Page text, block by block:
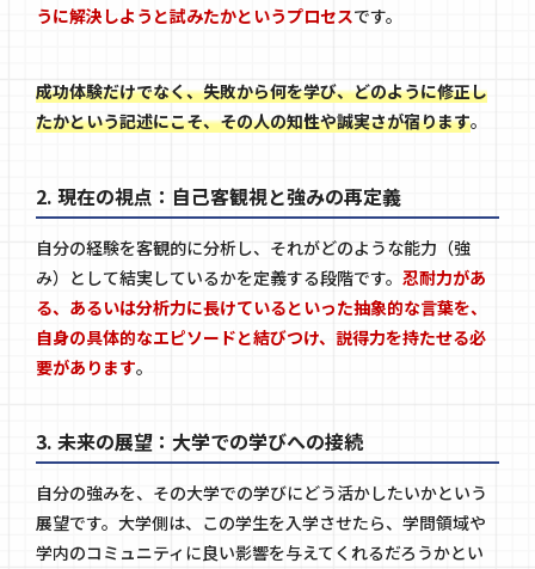
うに解決しようと試みたかというプロセスです。
成功体験だけでなく、失敗から何を学び、どのように修正し
たかという記述にこそ、その人の知性や誠実さが宿ります。
2. 現在の視点：自己客観視と強みの再定義
自分の経験を客観的に分析し、それがどのような能力（強
み）として結実しているかを定義する段階です。 忍耐力があ
る、あるいは分析力に長けているといった抽象的な言葉を、
自身の具体的なエピソードと結びつけ、説得力を持たせる必
要があります。
3. 未来の展望：大学での学びへの接続
自分の強みを、その大学での学びにどう活かしたいかという
展望です。大学側は、この学生を入学させたら、学問領域や
学内のコミュニティに良い影響を与えてくれるだろうかとい